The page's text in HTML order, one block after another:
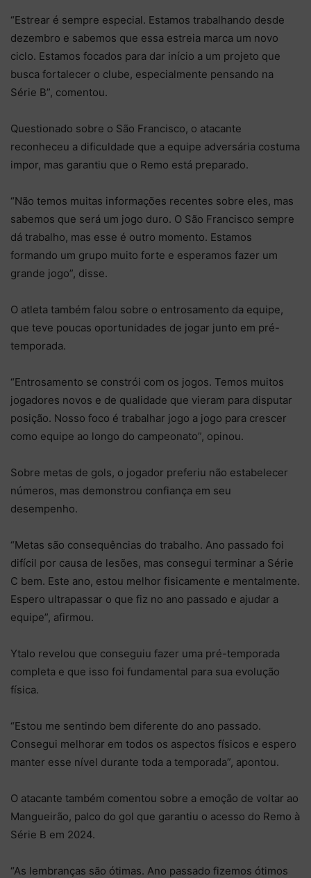
“Estrear é sempre especial. Estamos trabalhando desde
dezembro e sabemos que essa estreia marca um novo
ciclo. Estamos focados para dar início a um projeto que
busca fortalecer o clube, especialmente pensando na
Série B”, comentou.
Questionado sobre o São Francisco, o atacante
reconheceu a dificuldade que a equipe adversária costuma
impor, mas garantiu que o Remo está preparado.
“Não temos muitas informações recentes sobre eles, mas
sabemos que será um jogo duro. O São Francisco sempre
dá trabalho, mas esse é outro momento. Estamos
formando um grupo muito forte e esperamos fazer um
grande jogo”, disse.
O atleta também falou sobre o entrosamento da equipe,
que teve poucas oportunidades de jogar junto em pré-
temporada.
“Entrosamento se constrói com os jogos. Temos muitos
jogadores novos e de qualidade que vieram para disputar
posição. Nosso foco é trabalhar jogo a jogo para crescer
como equipe ao longo do campeonato”, opinou.
Sobre metas de gols, o jogador preferiu não estabelecer
números, mas demonstrou confiança em seu
desempenho.
“Metas são consequências do trabalho. Ano passado foi
difícil por causa de lesões, mas consegui terminar a Série
C bem. Este ano, estou melhor fisicamente e mentalmente.
Espero ultrapassar o que fiz no ano passado e ajudar a
equipe”, afirmou.
Ytalo revelou que conseguiu fazer uma pré-temporada
completa e que isso foi fundamental para sua evolução
física.
“Estou me sentindo bem diferente do ano passado.
Consegui melhorar em todos os aspectos físicos e espero
manter esse nível durante toda a temporada”, apontou.
O atacante também comentou sobre a emoção de voltar ao
Mangueirão, palco do gol que garantiu o acesso do Remo à
Série B em 2024.
“As lembranças são ótimas. Ano passado fizemos ótimos